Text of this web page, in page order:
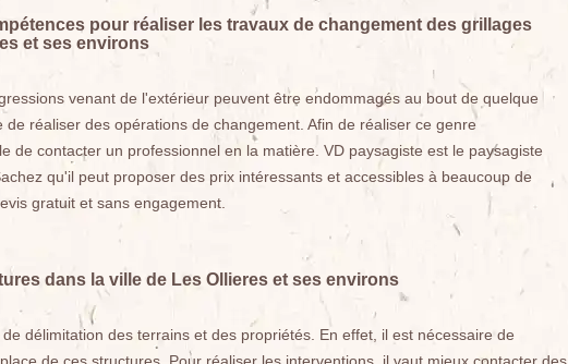
pour réaliser les travaux de changement des grillages
et ses environs
venant de l'extérieur peuvent être endommagés au bout de quelque
réaliser des opérations de changement. Afin de réaliser ce genre
de contacter un professionnel en la matière. VD paysagiste est le paysagiste
qu'il peut proposer des prix intéressants et accessibles à beaucoup de
gratuit et sans engagement.
dans la ville de Les Ollieres et ses environs
délimitation des terrains et des propriétés. En effet, il est nécessaire de